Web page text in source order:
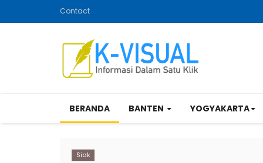
Contact
BERANDA BANTEN YOGYAKARTA
Siak